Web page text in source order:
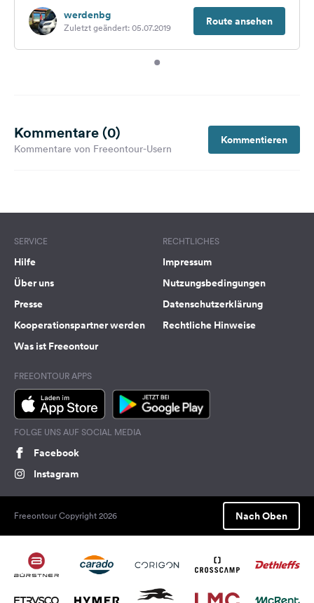
sehr anstrengend auf...
werdenbg
Zuletzt geändert: 05.07.2019 Route ansehen
Kommentare (0)
Kommentare von Freeontour-Usern
Kommentieren
SERVICE
Hilfe
Über uns
Presse
Kooperationspartner werden
Was ist Freeontour
RECHTLICHES
Impressum
Nutzungsbedingungen
Datenschutzerklärung
Rechtliche Hinweise
FREEONTOUR APPS
FOLGE UNS AUF SOCIAL MEDIA
Facebook
Instagram
Freeontour Copyright 2026 Nach Oben